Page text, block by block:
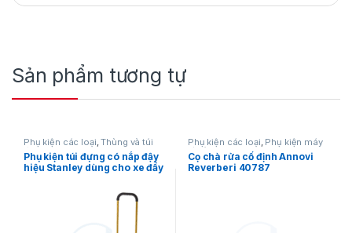
Đầu xịt tia đa năng 5 trong 1 Annovi Reverberi
4102370 tương thích với máy xịt rửa chuyên
dụng AR 4K TWIN FLOW, mang lại sự tiện lợi
sinh.
Sản phẩm tương tự
Phụ kiện các loại ,Thùng và túi
đựng dụng cụ
Phụ kiện túi đựng có nắp đậy
hiệu Stanley dùng cho xe đẩy
Phụ kiện các loại Phụ kiện máy
xịt rửa
Cọ chà rửa cố định Annovi
Reverberi 40787